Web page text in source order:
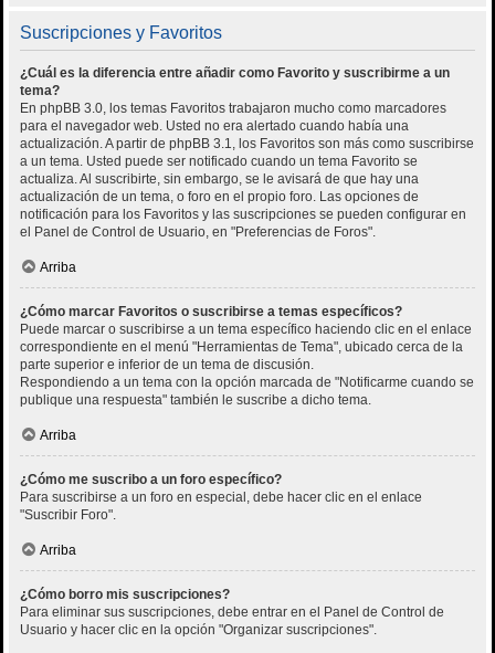
Suscripciones y Favoritos
¿Cuál es la diferencia entre añadir como Favorito y suscribirme a un
tema?
En phpBB 3.0, los temas Favoritos trabajaron mucho como marcadores
para el navegador web. Usted no era alertado cuando había una
actualización. A partir de phpBB 3.1, los Favoritos son más como suscribirse
a un tema. Usted puede ser notificado cuando un tema Favorito se
actualiza. Al suscribirte, sin embargo, se le avisará de que hay una
actualización de un tema, o foro en el propio foro. Las opciones de
notificación para los Favoritos y las suscripciones se pueden configurar en
el Panel de Control de Usuario, en "Preferencias de Foros".
Arriba
¿Cómo marcar Favoritos o suscribirse a temas específicos?
Puede marcar o suscribirse a un tema específico haciendo clic en el enlace
correspondiente en el menú "Herramientas de Tema", ubicado cerca de la
parte superior e inferior de un tema de discusión.
Respondiendo a un tema con la opción marcada de "Notificarme cuando se
publique una respuesta" también le suscribe a dicho tema.
Arriba
¿Cómo me suscribo a un foro específico?
Para suscribirse a un foro en especial, debe hacer clic en el enlace
"Suscribir Foro".
Arriba
¿Cómo borro mis suscripciones?
Para eliminar sus suscripciones, debe entrar en el Panel de Control de
Usuario y hacer clic en la opción "Organizar suscripciones".